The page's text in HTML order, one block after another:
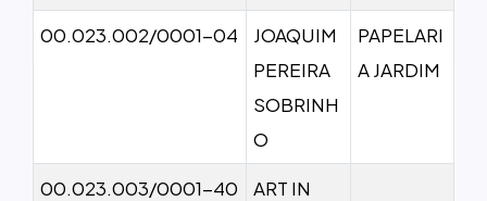
00.023.002/0001-04
JOAQUIM
PEREIRA
SOBRINH
O
PAPELARI
A JARDIM
00.023.003/0001-40
ART IN